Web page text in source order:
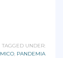
TAGGED UNDER:
PANDEMIA